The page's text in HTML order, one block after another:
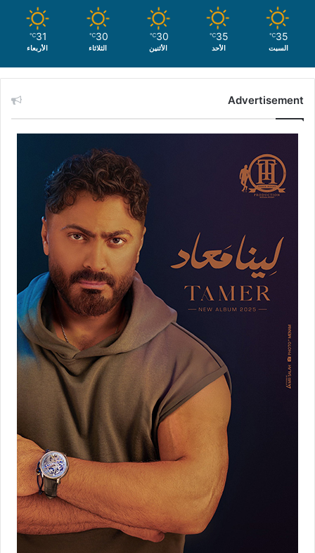
35
℃
السبت
35
℃
الأحد
30
℃
الأثنين
30
℃
الثلاثاء
31
℃
الأربعاء
Advertisement